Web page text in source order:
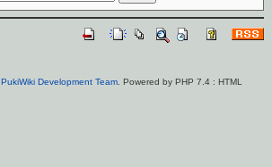
PukiWiki Development Team. Powered by PHP 7.4 : HTML